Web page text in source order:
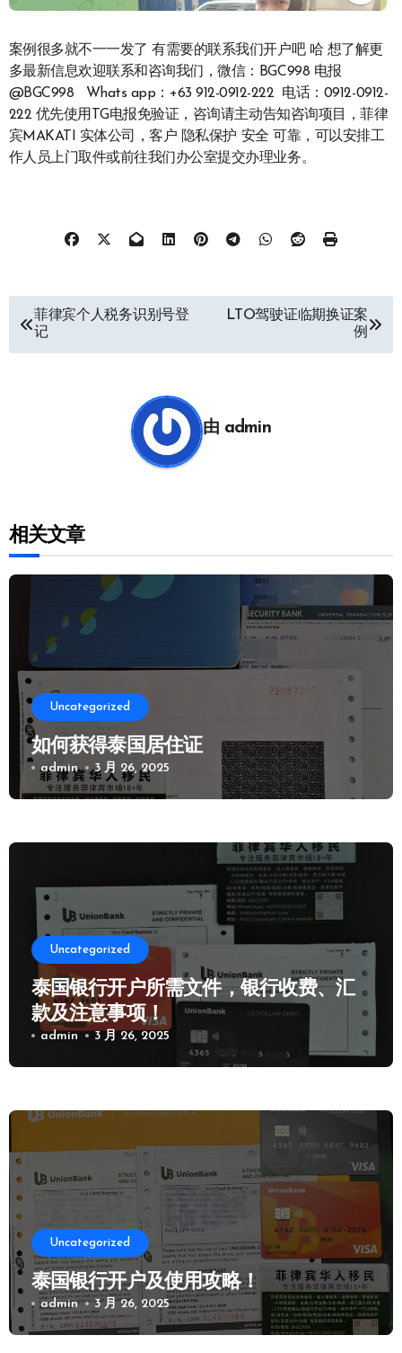
案例很多就不一一发了 有需要的联系我们开户吧 哈 想了解更
多最新信息欢迎联系和咨询我们，微信：BGC998 电报
@BGC998 Whats app：+63 912-0912-222 电话：0912-0912-
222 优先使用TG电报免验证，咨询请主动告知咨询项目，菲律
宾MAKATI 实体公司，客户 隐私保护 安全 可靠，可以安排工
作人员上门取件或前往我们办公室提交办理业务。
菲律宾个人税务识别号登
记
LTO驾驶证临期换证案
例
由 admin
相关文章
Uncategorized
如何获得泰国居住证
admin 3 月 26, 2025
Uncategorized
泰国银行开户所需文件，银行收费、汇
款及注意事项！
admin 3 月 26, 2025
Uncategorized
泰国银行开户及使用攻略！
admin 3 月 26, 2025